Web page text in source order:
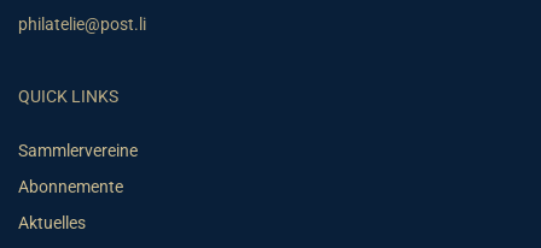
philatelie@post.li
QUICK LINKS
Sammlervereine
Abonnemente
Aktuelles